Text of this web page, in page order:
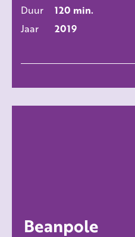
Duur
120 min.
Jaar
2019
Beanpole